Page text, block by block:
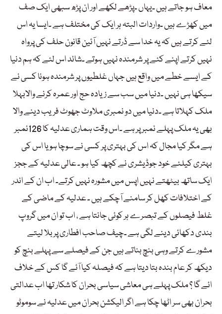
معاف ہو جاتے ہیں ۔یہاں ۔پڑھے لکھے اور ان پڑھ سبھی ایک صف
میں کھڑے ہیں ۔واردات البتہ ہر ایک کی مختلف ہے ۔ایسا یہ اس
لئے کرتے ہیں کہ یہ خدا سے ڈرتے نہیں آئین قانون حلف کی پرواہ
نہیں کرتے اپنے کئے پر شرمندہ نہیں ہوتے ۔شائد اس لئے کہ ہم دنیا
کے ایسے خطے میں واقع ہیں جہاں غلطیوں پر شرمندہ ہونا کسی نے
سیکھا ہی نہیں ۔دنیا میں سب سے زیادہ حج اور عمرہ کرنے والابہلا
ملک کہلاتا ہے ۔دنیا میں دو نمبری ملاوٹ جھوٹ فریب دینے والا
بھی یہ ملک پہلے نمبر پر ہے ۔اس وقت ہماری عدلیہ کا 126نمبر
ہے مگر کیا مجال کہ اس کی بہتری پر کسی نے سوچا ہو یا اس کی
بہتری کیلئے خود جوڈیشری نے کچھ کیا ہو ۔ عالی عدلیہ کے ججز
ایک ساتھ بیٹھتے نہیں اپس میں مشورہ نہیں کرتے۔ اب ان کے اندر
کے اختلافات کھل کر سامنے آچکے ہیں ۔ عدلیہ کے ماضی کے
غلط فیصلوں کے تبصرے ہر کوئی جانتا ہے ، اب تو ان میں گروپ
بندی دکھائی دینے لگی ہے ۔چیف صاحب افطاری پر بلا لیتے
مشورے کرتے وہی بنچ بناتے ہیں جن کے فیصلے سے پہلے بنچ کو
دیکھ کر عام بندہ بتا دیتا ہے کہ فیصلہ کیا آئے گا کس کے خلاف
ائے گا ؟ ملک پہلے ہی معاشی سیاسی بحران کا شکار تھا اب عدالتی
بحران بھی سر اٹھا چکا ہے اگر الیکشن بحران میں عدلیہ نے سوموٹو